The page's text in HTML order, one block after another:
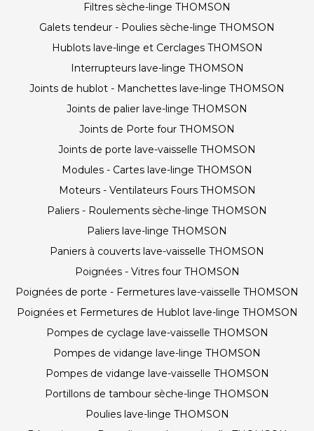
Filtres sèche-linge THOMSON
Galets tendeur - Poulies sèche-linge THOMSON
Hublots lave-linge et Cerclages THOMSON
Interrupteurs lave-linge THOMSON
Joints de hublot - Manchettes lave-linge THOMSON
Joints de palier lave-linge THOMSON
Joints de Porte four THOMSON
Joints de porte lave-vaisselle THOMSON
Modules - Cartes lave-linge THOMSON
Moteurs - Ventilateurs Fours THOMSON
Paliers - Roulements sèche-linge THOMSON
Paliers lave-linge THOMSON
Paniers à couverts lave-vaisselle THOMSON
Poignées - Vitres four THOMSON
Poignées de porte - Fermetures lave-vaisselle THOMSON
Poignées et Fermetures de Hublot lave-linge THOMSON
Pompes de cyclage lave-vaisselle THOMSON
Pompes de vidange lave-linge THOMSON
Pompes de vidange lave-vaisselle THOMSON
Portillons de tambour sèche-linge THOMSON
Poulies lave-linge THOMSON